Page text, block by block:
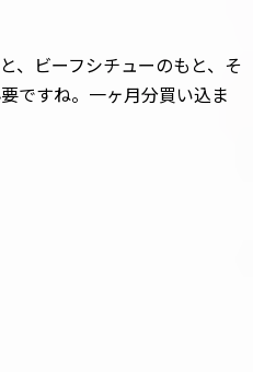
、ビーフシチューのもと、そ
ですね。一ヶ月分買い込ま